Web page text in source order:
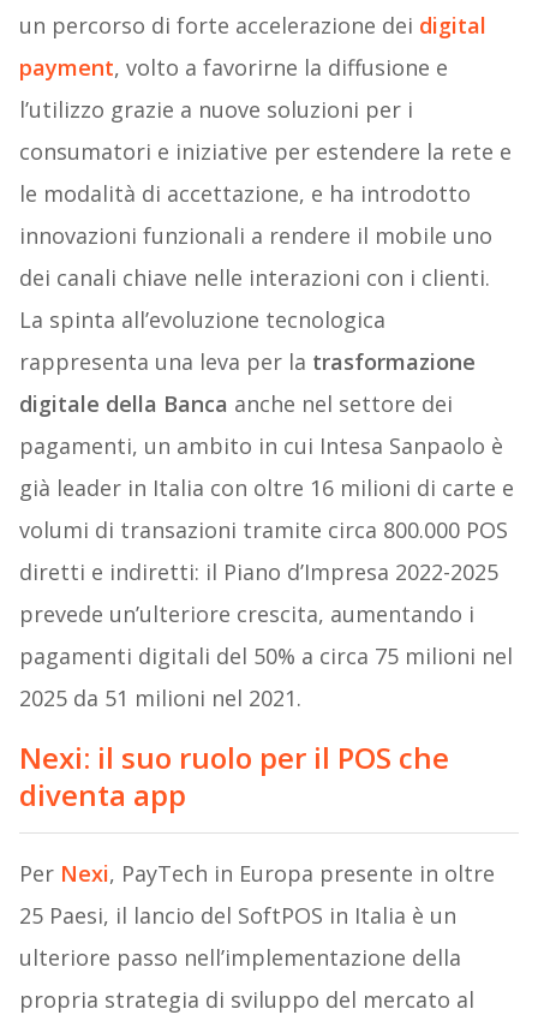
un percorso di forte accelerazione dei digital
payment, volto a favorirne la diffusione e
l’utilizzo grazie a nuove soluzioni per i
consumatori e iniziative per estendere la rete e
le modalità di accettazione, e ha introdotto
innovazioni funzionali a rendere il mobile uno
dei canali chiave nelle interazioni con i clienti.
La spinta all’evoluzione tecnologica
rappresenta una leva per la trasformazione
digitale della Banca anche nel settore dei
pagamenti, un ambito in cui Intesa Sanpaolo è
già leader in Italia con oltre 16 milioni di carte e
volumi di transazioni tramite circa 800.000 POS
diretti e indiretti: il Piano d’Impresa 2022-2025
prevede un’ulteriore crescita, aumentando i
pagamenti digitali del 50% a circa 75 milioni nel
2025 da 51 milioni nel 2021.
Nexi: il suo ruolo per il POS che
diventa app
Per Nexi, PayTech in Europa presente in oltre
25 Paesi, il lancio del SoftPOS in Italia è un
ulteriore passo nell’implementazione della
propria strategia di sviluppo del mercato al